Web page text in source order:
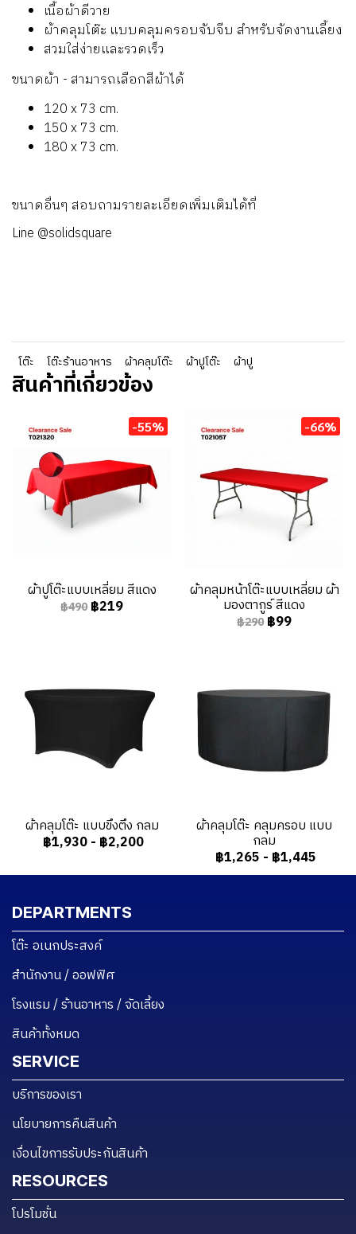
เนื้อผ้าดีวาย
ผ้าคลุมโต๊ะ แบบคลุมครอบจับจีบ สำหรับจัดงานเลี้ยง
สวมใส่ง่ายและรวดเร็ว
ขนาดผ้า - สามารถเลือกสีผ้าได้
120 x 73 cm.
150 x 73 cm.
180 x 73 cm.
ขนาดอื่นๆ สอบถามรายละเอียดเพิ่มเติมได้ที่
Line @solidsquare
โต๊ะ โต๊ะร้านอาหาร ผ้าคลุมโต๊ะ ผ้าปูโต๊ะ ผ้าปู
สินค้าที่เกี่ยวข้อง
-55%
ผ้าปูโต๊ะแบบเหลี่ยม สีแดง
฿490 ฿219
-66%
ผ้าคลุมหน้าโต๊ะแบบเหลี่ยม ผ้า
มองตากูร์ สีแดง
฿290 ฿99
ผ้าคลุมโต๊ะ แบบขึงตึง กลม
฿1,930- ฿2,200
ผ้าคลุมโต๊ะ คลุมครอบ แบบ
กลม
฿1,265 - ฿1,445
DEPARTMENTS
โต๊ะ อเนกประสงค์
สำนักงาน / ออฟฟิศ
โรงแรม / ร้านอาหาร / จัดเลี้ยง
สินค้าทั้งหมด
SERVICE
บริการของเรา
นโยบายการคืนสินค้า
เงื่อนไขการรับประกันสินค้า
RESOURCES
โปรโมชั่น